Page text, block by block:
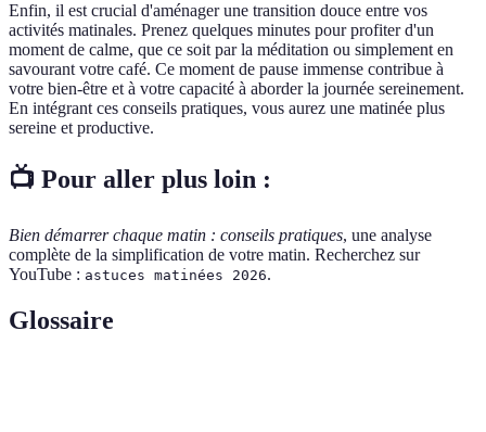
Enfin, il est crucial d'aménager une transition douce entre vos
activités matinales. Prenez quelques minutes pour profiter d'un
moment de calme, que ce soit par la méditation ou simplement en
savourant votre café. Ce moment de pause immense contribue à
votre bien-être et à votre capacité à aborder la journée sereinement.
En intégrant ces conseils pratiques, vous aurez une matinée plus
sereine et productive.
📺 Pour aller plus loin :
Bien démarrer chaque matin : conseils pratiques, une analyse
complète de la simplification de votre matin. Recherchez sur
YouTube : astuces matinées 2026.
Glossaire